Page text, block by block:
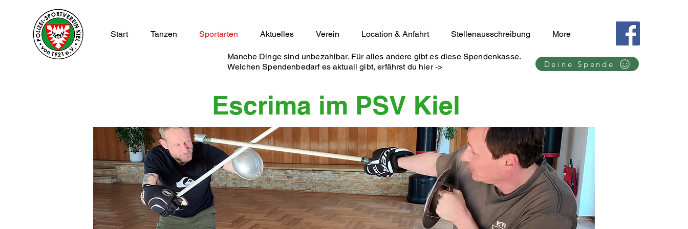
Start Tanzen Sportarten Aktuelles Verein Location & Anfahrt Stellenausschreibung More
Manche Dinge sind unbezahlbar. Für alles andere gibt es diese Spendenkasse.
Welchen Spendenbedarf es aktuall gibt, erfährst du hier ->
Deine Spende
Escrima im PSV Kiel